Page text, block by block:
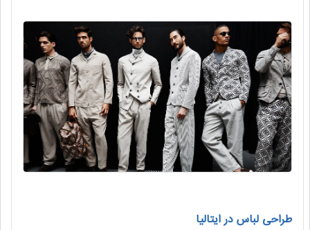
طراحی لباس در ایتالیا